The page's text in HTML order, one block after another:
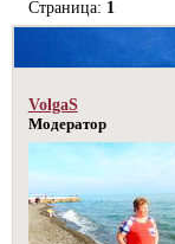
Страница: 1
VolgaS
Модератор